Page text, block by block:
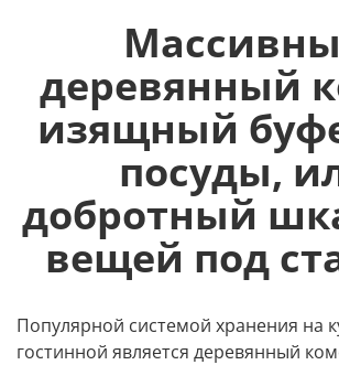
деревянный
изящный
посуды,
добротный
вещей под
Популярной системой хранения на
гостинной является деревянный